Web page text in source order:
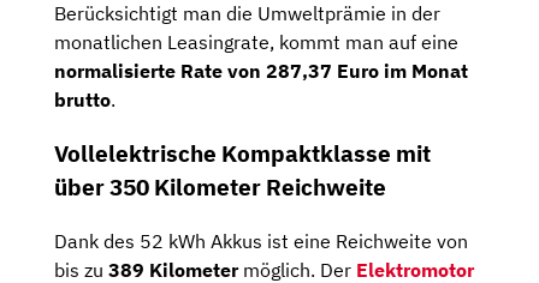
Berücksichtigt man die Umweltprämie in der
monatlichen Leasingrate, kommt man auf eine
normalisierte Rate von 287,37 Euro im Monat
brutto.
Vollelektrische Kompaktklasse mit
über 350 Kilometer Reichweite
Dank des 52 kWh Akkus ist eine Reichweite von
bis zu 389 Kilometer möglich. Der Elektromotor